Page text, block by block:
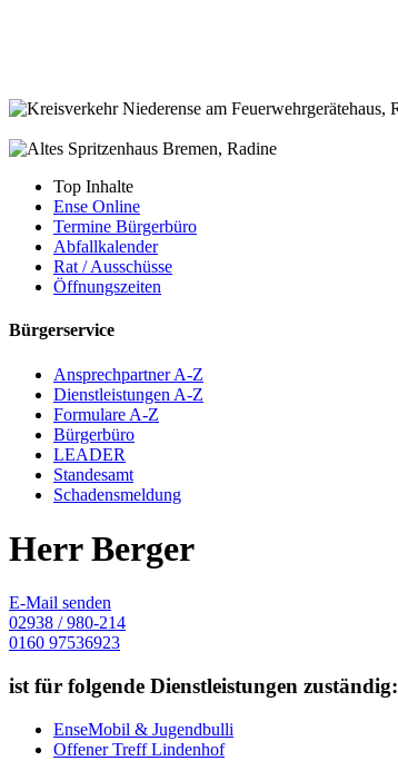
Top Inhalte
Ense Online
Termine Bürgerbüro
Abfallkalender
Rat / Ausschüsse
Öffnungszeiten
Bürgerservice
Ansprechpartner A-Z
Dienstleistungen A-Z
Formulare A-Z
Bürgerbüro
LEADER
Standesamt
Schadensmeldung
Herr Berger
E-Mail senden
02938 / 980-214
0160 97536923
ist für folgende Dienstleistungen zuständig:
EnseMobil & Jugendbulli
Offener Treff Lindenhof